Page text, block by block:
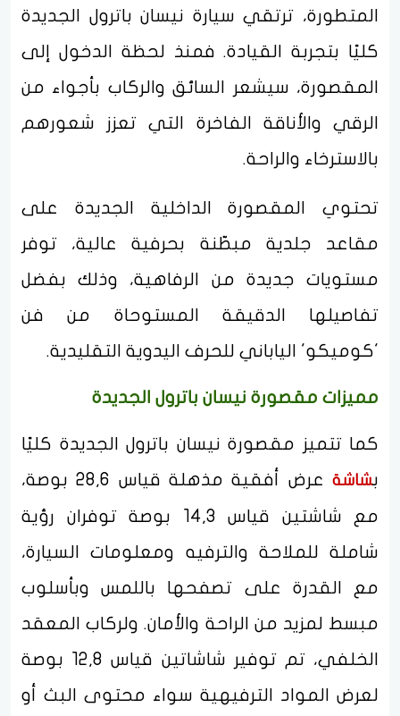
المتطورة، ترتقي سيارة نيسان باترول الجديدة
كليًا بتجربة القيادة. فمنذ لحظة الدخول إلى
المقصورة، سيشعر السائق والركاب بأجواء من
الرقي والأناقة الفاخرة التي تعزز شعورهم
بالاسترخاء والراحة.
تحتوي المقصورة الداخلية الجديدة على
مقاعد جلدية مبطّنة بحرفية عالية، توفر
مستويات جديدة من الرفاهية، وذلك بفضل
تفاصيلها الدقيقة المستوحاة من فن
'كوميكو' الياباني للحرف اليدوية التقليدية.
مميزات مقصورة نيسان باترول الجديدة
كما تتميز مقصورة نيسان باترول الجديدة كليًا
بشاشة
عرض أفقية مذهلة قياس 28,6 بوصة،
مع شاشتين قياس 14,3 بوصة توفران رؤية
شاملة للملاحة والترفيه ومعلومات السيارة،
مع القدرة على تصفحها باللمس وبأسلوب
مبسط لمزيد من الراحة والأمان. ولركاب المعقد
الخلفي، تم توفير شاشاتين قياس 12,8 بوصة
لعرض المواد الترفيهية سواء محتوى البث أو